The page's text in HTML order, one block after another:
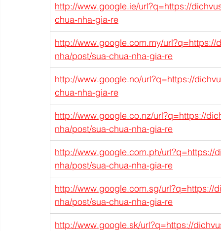
http://www.google.ie/url?q=https://
chua-nha-gia-re
http://www.google.com.my/
nha/post/sua-chua-nha-gia-re
http://www.google.no/url?q=https://
chua-nha-gia-re
http://www.google.co.nz/url?q=https://
nha/post/sua-chua-nha-gia-re
http://www.google.com.ph/url?q=https://
nha/post/sua-chua-nha-gia-re
http://www.google.com.sg/url?q=https://
nha/post/sua-chua-nha-gia-re
http://www.google.sk/url?q=https://